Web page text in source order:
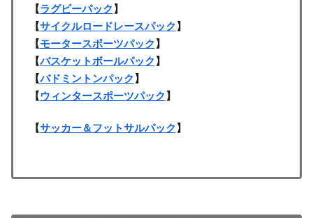
【ラグビーパック】
【サイクルロードレースパック】
【モータースポーツパック】
【バスケットボールパック】
【バドミントンパック】
【ウィンタースポーツパック】
【サッカー＆フットサルパック】